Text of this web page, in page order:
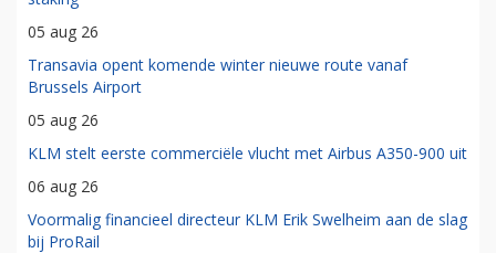
05 aug 26
Transavia opent komende winter nieuwe route vanaf
Brussels Airport
05 aug 26
KLM stelt eerste commerciële vlucht met Airbus A350-900 uit
06 aug 26
Voormalig financieel directeur KLM Erik Swelheim aan de slag
bij ProRail